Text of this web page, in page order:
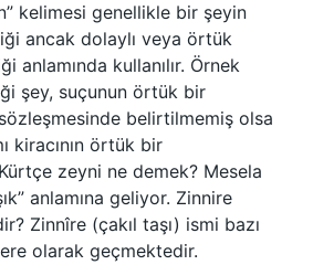
kelimesi genellikle bir şeyin
ancak dolaylı veya örtük
anlamında kullanılır. Örnek
şey, suçunun örtük bir
belirtilmemiş olsa
kiracının örtük bir
zeyni ne demek? Mesela
anlamına geliyor. Zinnire
Zinnîre (çakıl taşı) ismi bazı
olarak geçmektedir.